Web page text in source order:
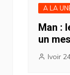
A LA
Man :
un
Ivoir